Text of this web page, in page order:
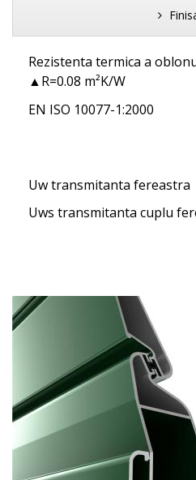
Rezistenta termica a
▲R=0.08 m²K/W
EN ISO 10077-1:2000
Uw transmitanta fereastra
Uws transmitanta cuplu